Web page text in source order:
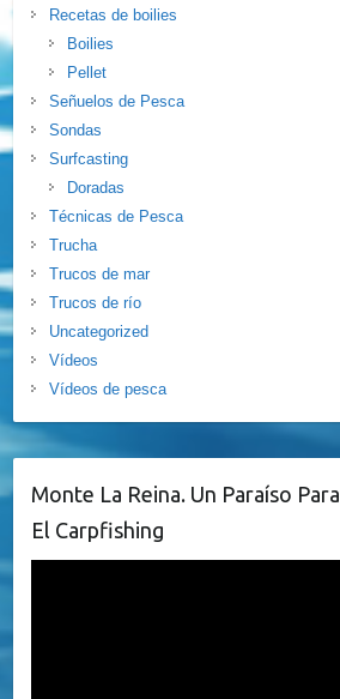
Recetas de boilies
Boilies
Pellet
Señuelos de Pesca
Sondas
Surfcasting
Doradas
Técnicas de Pesca
Trucha
Trucos de mar
Trucos de río
Uncategorized
Vídeos
Vídeos de pesca
Monte La Reina. Un Paraíso Para
El Carpfishing